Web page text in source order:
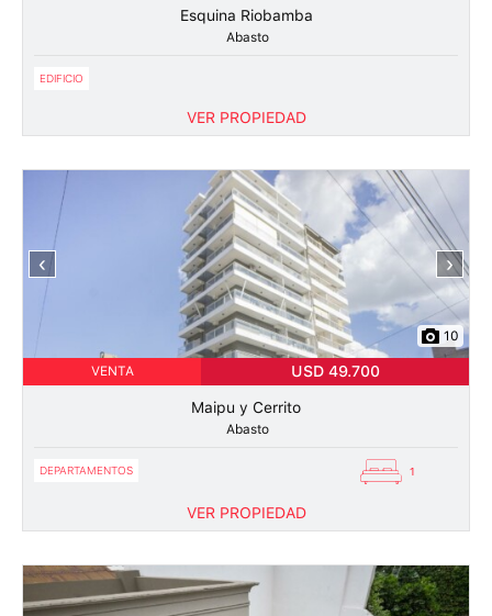
Esquina Riobamba
Abasto
EDIFICIO
VER PROPIEDAD
‹ ›
10
VENTA USD 49.700
Maipu y Cerrito
Abasto
DEPARTAMENTOS 1
VER PROPIEDAD